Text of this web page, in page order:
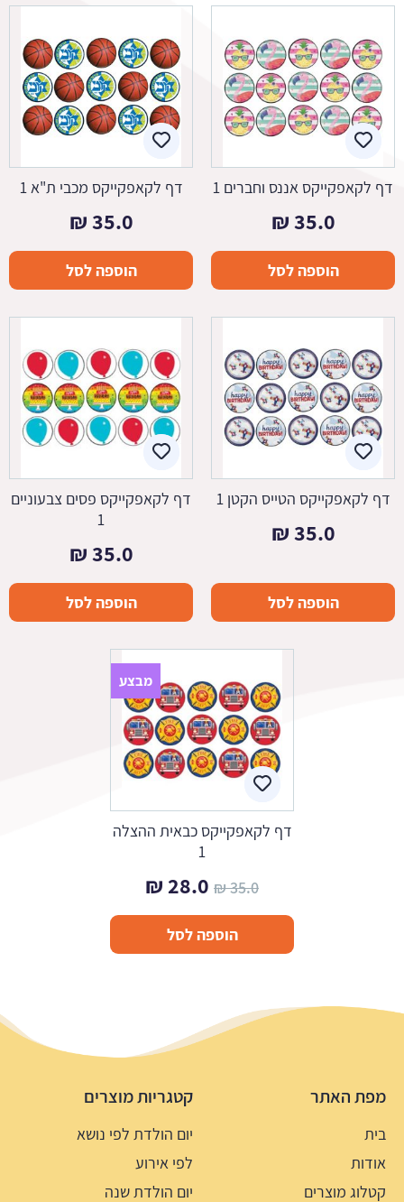
דף לקאפקייקס אננס וחברים 1
35.0
₪
הוספה לסל
דף לקאפקייקס מכבי ת"א 1
35.0
₪
הוספה לסל
דף לקאפקייקס הטייס הקטן 1
35.0
₪
הוספה לסל
דף לקאפקייקס פסים צבעוניים
1
35.0
₪
הוספה לסל
מבצע
דף לקאפקייקס כבאית ההצלה
1
35.0
₪ המחיר
המקורי
היה:
28.0
₪
הנוכחי
הוא:
הוספה לסל
מפת האתר
בית
אודות
קטלוג מוצרים
קטגריות מוצרים
יום הולדת לפי נושא
לפי אירוע
יום הולדת שנה